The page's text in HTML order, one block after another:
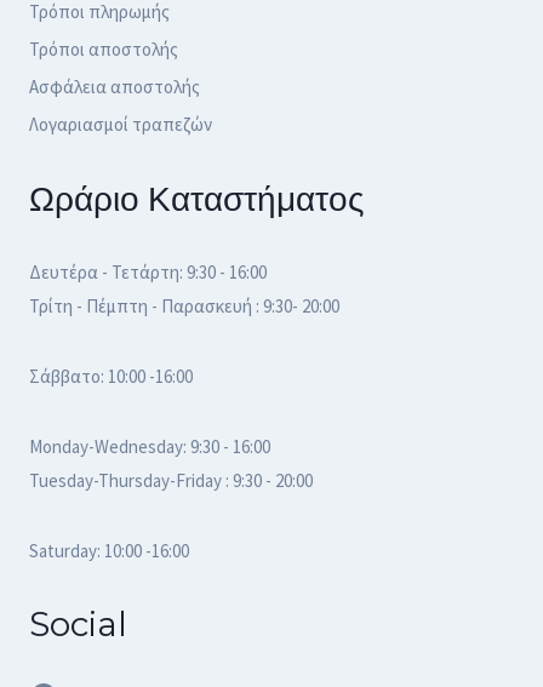
Τρόποι πληρωμής
Τρόποι αποστολής
Ασφάλεια αποστολής
Λογαριασμοί τραπεζών
Ωράριο Καταστήματος
Δευτέρα - Τετάρτη: 9:30 - 16:00
Τρίτη - Πέμπτη - Παρασκευή : 9:30- 20:00
Σάββατο: 10:00 -16:00
Monday-Wednesday: 9:30 - 16:00
Tuesday-Thursday-Friday : 9:30 - 20:00
Saturday: 10:00 -16:00
Social